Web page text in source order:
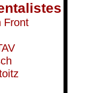
Front